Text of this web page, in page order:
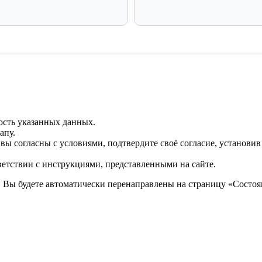
указанных данных.
согласны с условиями, подтвердите своё согласие,
с инструкциями, представленными на сайте.
будете автоматически перенаправлены на страницу